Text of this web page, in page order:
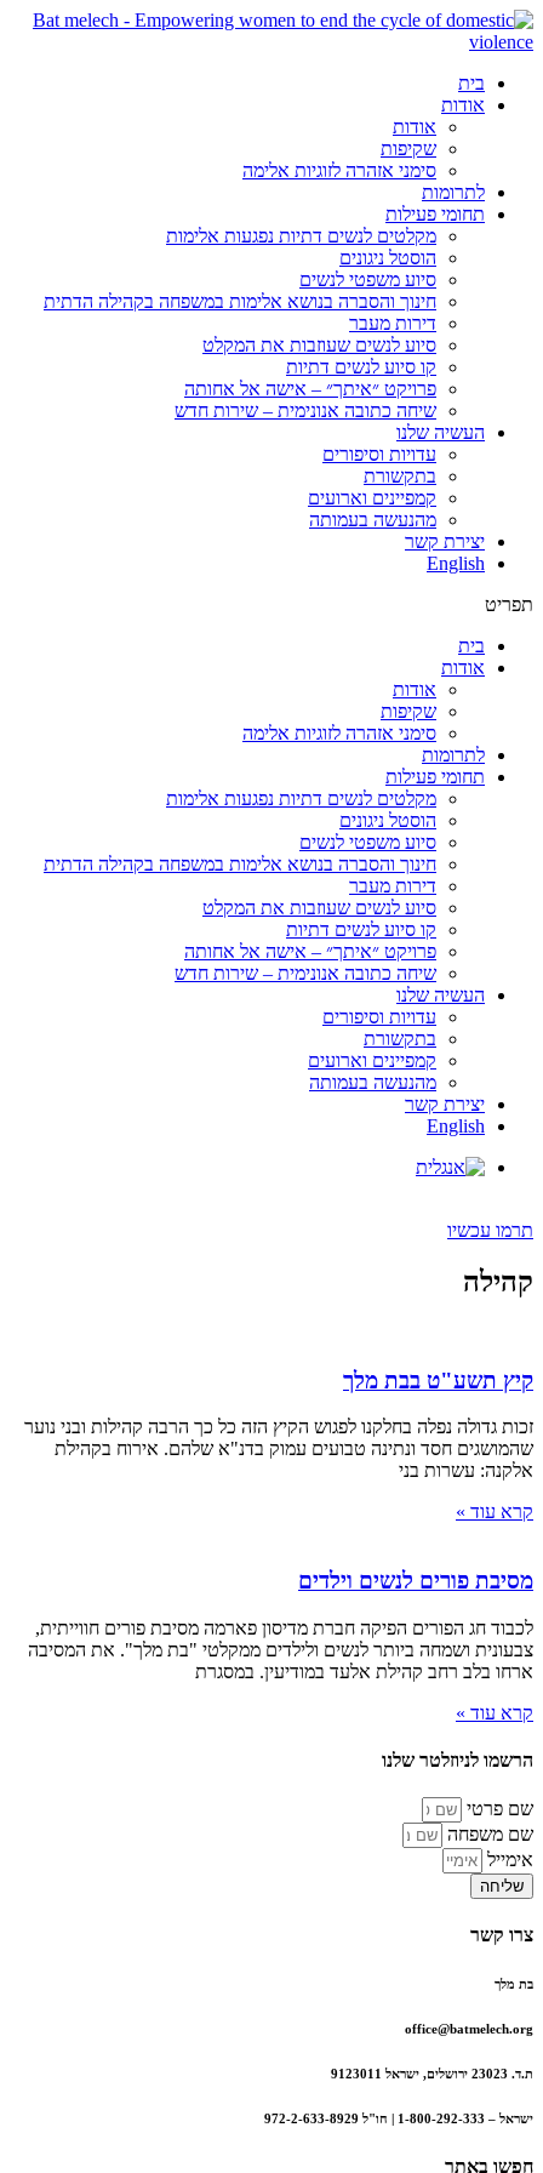
בית
אודות
אודות
שקיפות
סימני אזהרה לזוגיות אלימה
לתרומות
תחומי פעילות
מקלטים לנשים דתיות נפגעות אלימות
הוסטל ניגונים
סיוע משפטי לנשים
חינוך והסברה בנושא אלימות במשפחה בקהילה הדתית
דירות מעבר
סיוע לנשים שעוזבות את המקלט
קו סיוע לנשים דתיות
פרויקט ״איתך״ – אישה אל אחותה
שיחה כתובה אנונימית – שירות חדש
העשיה שלנו
עדויות וסיפורים
בתקשורת
קמפיינים וארועים
מהנעשה בעמותה
יצירת קשר
English
תפריט
בית
אודות
אודות
שקיפות
סימני אזהרה לזוגיות אלימה
לתרומות
תחומי פעילות
מקלטים לנשים דתיות נפגעות אלימות
הוסטל ניגונים
סיוע משפטי לנשים
חינוך והסברה בנושא אלימות במשפחה בקהילה הדתית
דירות מעבר
סיוע לנשים שעוזבות את המקלט
קו סיוע לנשים דתיות
פרויקט ״איתך״ – אישה אל אחותה
שיחה כתובה אנונימית – שירות חדש
העשיה שלנו
עדויות וסיפורים
בתקשורת
קמפיינים וארועים
מהנעשה בעמותה
יצירת קשר
English
תרמו עכשיו
קהילה
קיץ תשע"ט בבת מלך
זכות גדולה נפלה בחלקנו לפגוש הקיץ הזה כל כך הרבה קהילות ובני נוער
שהמושגים חסד ונתינה טבועים עמוק בדנ"א שלהם. אירוח בקהילת
אלקנה: עשרות בני
קרא עוד »
מסיבת פורים לנשים וילדים
לכבוד חג הפורים הפיקה חברת מדיסון פארמה מסיבת פורים חווייתית,
צבעונית ושמחה ביותר לנשים ולילדים ממקלטי "בת מלך". את המסיבה
ארחו בלב רחב קהילת אלעד במודיעין. במסגרת
קרא עוד »
הרשמו לניוזלטר שלנו
שם פרטי
שם משפחה
אימייל
שליחה
צרו קשר
בת מלך
office@batmelech.org
ת.ד. 23023 ירושלים, ישראל 9123011
ישראל – 1-800-292-333 | חו"ל 972-2-633-8929
חפשו באתר